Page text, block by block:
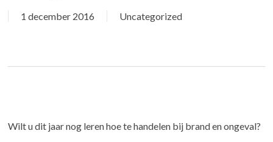
1 december 2016 Uncategorized
Wilt u dit jaar nog leren hoe te handelen bij brand en ongeval?